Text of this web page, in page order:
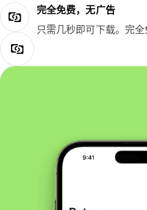
完全免费，无广告
只需几秒即可下载。完全